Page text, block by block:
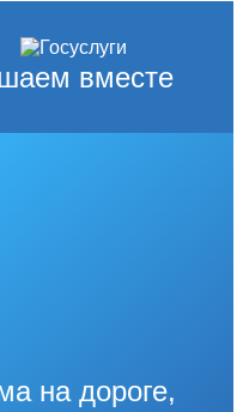
вместе
на дороге,